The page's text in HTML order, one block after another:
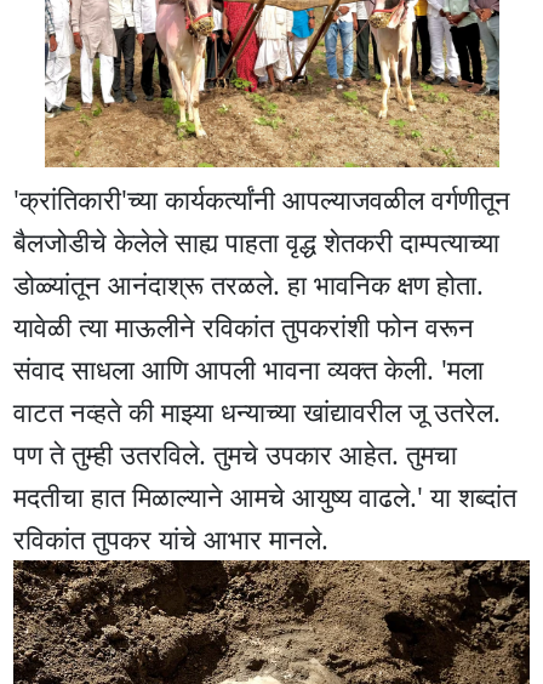
'क्रांतिकारी'च्या कार्यकर्त्यांनी आपल्याजवळील वर्गणीतून
बैलजोडीचे केलेले साह्य पाहता वृद्ध शेतकरी दाम्पत्याच्या
डोळ्यांतून आनंदाश्रू तरळले. हा भावनिक क्षण होता.
यावेळी त्या माऊलीने रविकांत तुपकरांशी फोन वरून
संवाद साधला आणि आपली भावना व्यक्त केली. 'मला
वाटत नव्हते की माझ्या धन्याच्या खांद्यावरील जू उतरेल.
पण ते तुम्ही उतरविले. तुमचे उपकार आहेत. तुमचा
मदतीचा हात मिळाल्याने आमचे आयुष्य वाढले.' या शब्दांत
रविकांत तुपकर यांचे आभार मानले.